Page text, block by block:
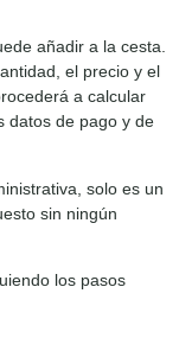
añadir a la cesta.
el precio y el
a calcular
datos de pago y de
solo es un
sin ningún
los pasos